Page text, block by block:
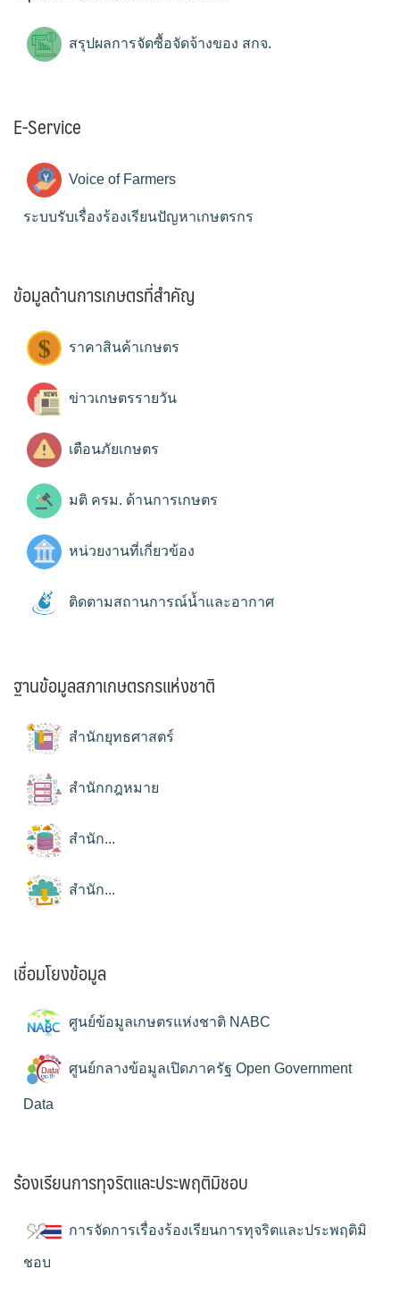
สรุปผลการจัดซื้อจัดจ้างของ สกจ.
E-Service
Voice of Farmers
ระบบรับเรื่องร้องเรียนปัญหาเกษตรกร
ข้อมูลด้านการเกษตรที่สำคัญ
ราคาสินค้าเกษตร
ข่าวเกษตรรายวัน
เตือนภัยเกษตร
มติ ครม. ด้านการเกษตร
หน่วยงานที่เกี่ยวข้อง
ติดตามสถานการณ์น้ำและอากาศ
ฐานข้อมูลสภาเกษตรกรแห่งชาติ
สำนักยุทธศาสตร์
สำนักกฎหมาย
สำนัก...
สำนัก...
เชื่อมโยงข้อมูล
ศูนย์ข้อมูลเกษตรแห่งชาติ NABC
ศูนย์กลางข้อมูลเปิดภาครัฐ Open Government
Data
ร้องเรียนการทุจริตและประพฤติมิชอบ
การจัดการเรื่องร้องเรียนการทุจริตและประพฤติมิ
ชอบ